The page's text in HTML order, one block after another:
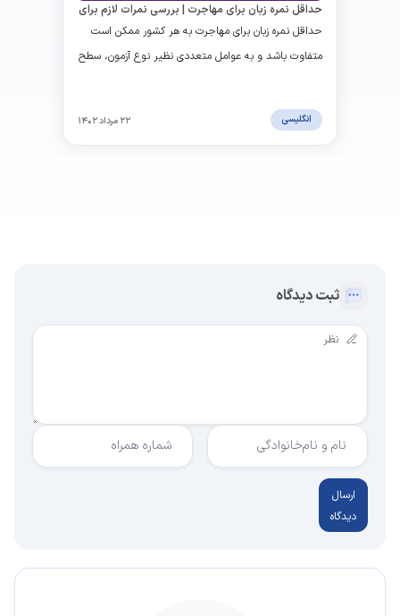
حداقل نمره زبان برای مهاجرت | بررسی نمرات لازم برای
کشورهای مختلف
حداقل نمره زبان برای مهاجرت به هر کشور ممکن است
متفاوت باشد و به عوامل متعددی نظیر نوع آزمون، سطح
شغلی و تحصیلی بستگی داشته باشد.
انگلیسی ۲۲ مرداد ۱۴۰۲
ثبت دیدگاه
نام و نام‌خانوادگی شماره همراه
ارسال
دیدگاه